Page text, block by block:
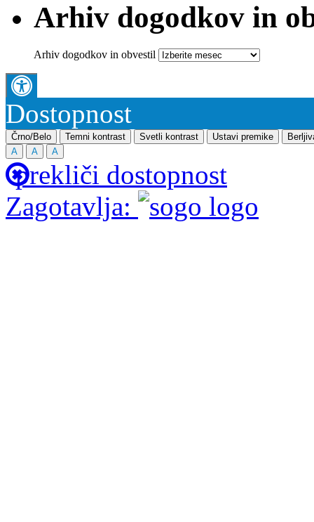
Arhiv dogodkov in
Arhiv dogodkov in obvestil
Dostopnost
Črno/Belo Temni kontrast Svetli kontrast Ustavi premike
A
A A
prekliči dostopnost
Zagotavlja: